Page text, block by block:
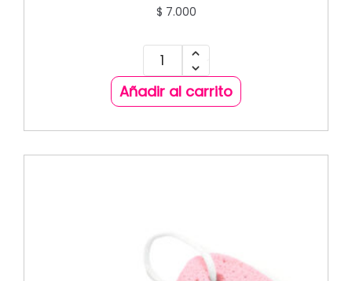
$ 7.000
Añadir al carrito